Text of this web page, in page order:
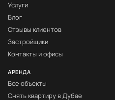
Услуги
Блог
Отзывы клиентов
Застройщики
Контакты и офисы
АРЕНДА
Все объекты
Снять квартиру в Дубае